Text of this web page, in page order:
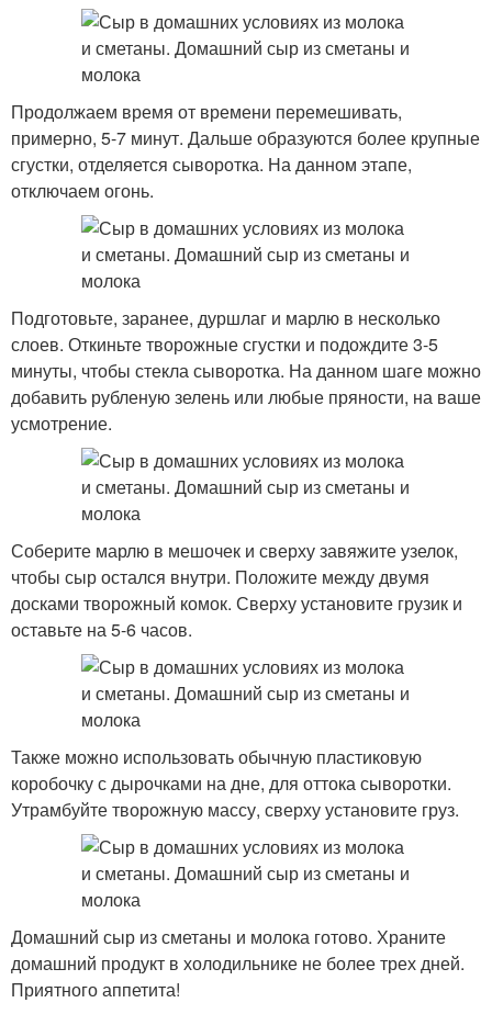
Продолжаем время от времени перемешивать,
примерно, 5-7 минут. Дальше образуются более крупные
сгустки, отделяется сыворотка. На данном этапе,
отключаем огонь.
Подготовьте, заранее, дуршлаг и марлю в несколько
слоев. Откиньте творожные сгустки и подождите 3-5
минуты, чтобы стекла сыворотка. На данном шаге можно
добавить рубленую зелень или любые пряности, на ваше
усмотрение.
Соберите марлю в мешочек и сверху завяжите узелок,
чтобы сыр остался внутри. Положите между двумя
досками творожный комок. Сверху установите грузик и
оставьте на 5-6 часов.
Также можно использовать обычную пластиковую
коробочку с дырочками на дне, для оттока сыворотки.
Утрамбуйте творожную массу, сверху установите груз.
Домашний сыр из сметаны и молока готово. Храните
домашний продукт в холодильнике не более трех дней.
Приятного аппетита!